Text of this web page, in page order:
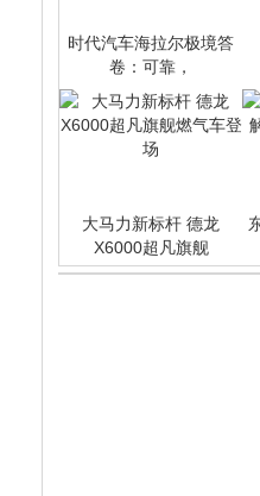
时代汽车海拉尔极境答
卷：可靠，
大马力新标杆 德龙
X6000超凡旗舰